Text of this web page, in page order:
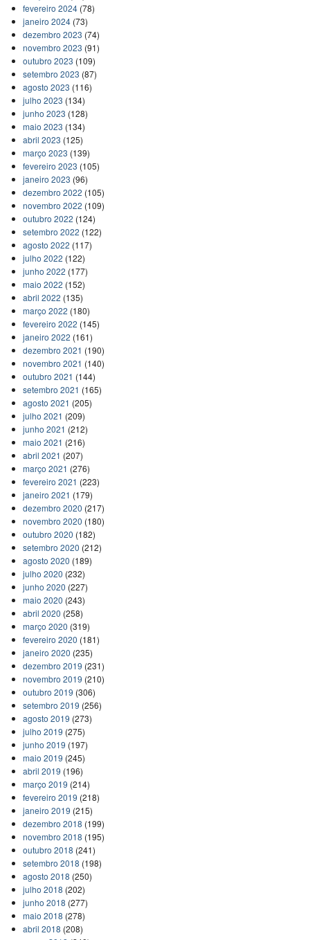
fevereiro 2024(78)
janeiro 2024(73)
dezembro 2023 (74)
novembro 2023 (91)
outubro 2023 (109)
setembro 2023 (87)
agosto 2023 (116)
julho 2023 (134)
junho 2023 (128)
maio 2023 (134)
abril 2023 (125)
março 2023 (139)
fevereiro 2023 (105)
janeiro 2023 (96)
dezembro 2022 (105)
novembro 2022 (109)
outubro 2022 (124)
setembro 2022 (122)
agosto 2022 (117)
julho 2022 (122)
junho 2022 (177)
maio 2022 (152)
abril 2022 (135)
março 2022 (180)
fevereiro 2022 (145)
janeiro 2022 (161)
dezembro 2021 (190)
novembro 2021 (140)
outubro 2021 (144)
setembro 2021 (165)
agosto 2021 (205)
julho 2021 (209)
junho 2021 (212)
maio 2021 (216)
abril 2021 (207)
março 2021 (276)
fevereiro 2021 (223)
janeiro 2021 (179)
dezembro 2020 (217)
novembro 2020 (180)
outubro 2020 (182)
setembro 2020 (212)
agosto 2020 (189)
julho 2020 (232)
junho 2020 (227)
maio 2020 (243)
abril 2020 (258)
março 2020 (319)
fevereiro 2020 (181)
janeiro 2020 (235)
dezembro 2019 (231)
novembro 2019 (210)
outubro 2019 (306)
setembro 2019 (256)
agosto 2019 (273)
julho 2019 (275)
junho 2019 (197)
maio 2019 (245)
abril 2019 (196)
março 2019 (214)
fevereiro 2019 (218)
janeiro 2019 (215)
dezembro 2018 (199)
novembro 2018 (195)
outubro 2018 (241)
setembro 2018 (198)
agosto 2018 (250)
julho 2018 (202)
junho 2018 (277)
maio 2018 (278)
abril 2018 (208)